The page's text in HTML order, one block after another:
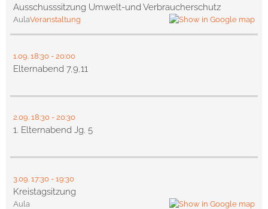
Ausschusssitzung Umwelt-und Verbraucherschutz
AulaVeranstaltung
1.09. 18:30 - 20:00
Elternabend 7,9,11
2.09. 18:30 - 20:30
1. Elternabend Jg. 5
3.09. 17:30 - 19:30
Kreistagsitzung
Aula